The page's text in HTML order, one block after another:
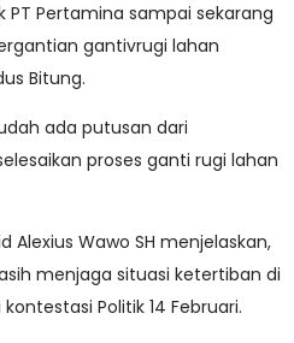
PT Pertamina sampai sekarang
gantivrugi lahan
Bitung.
ada putusan dari
proses ganti rugi lahan
Alexius Wawo SH menjelaskan,
menjaga situasi ketertiban di
Politik 14 Februari.